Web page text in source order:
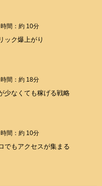
間：約 10分
ック爆上がり
間：約 18分
少なくても稼げる戦略
間：約 10分
でもアクセスが集まる